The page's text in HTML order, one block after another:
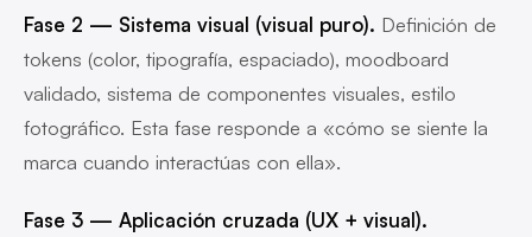
Fase 2 — Sistema visual (visual puro). Definición de
tokens (color, tipografía, espaciado), moodboard
validado, sistema de componentes visuales, estilo
fotográfico. Esta fase responde a «cómo se siente la
marca cuando interactúas con ella».
Fase 3 — Aplicación cruzada (UX + visual).